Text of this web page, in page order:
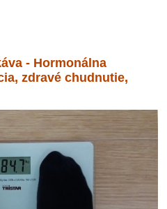
- Hormonálna
zdravé chudnutie,